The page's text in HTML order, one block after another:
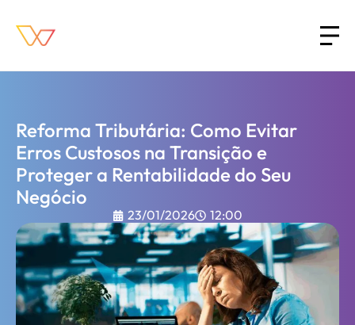
Reforma Tributária: Como Evitar
Erros Custosos na Transição e
Proteger a Rentabilidade do Seu
Negócio
23/01/2026 12:00